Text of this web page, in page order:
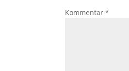
Kommentar*